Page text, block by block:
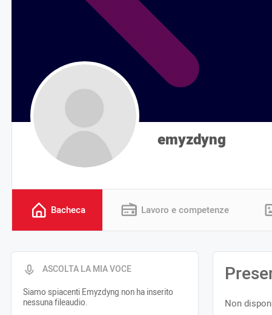
emyzdyng
Bacheca Lavoro e competenze
ASCOLTA LA MIA VOCE
Siamo spiacenti Emyzdyng non ha inserito
nessuna fileaudio.
Non